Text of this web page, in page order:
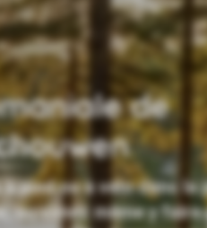
de
pied ou à vélo dans la
ou venez même y faire